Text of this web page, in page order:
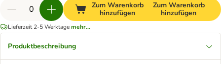
Zum Warenkorb
hinzufügen
Zum Warenkorb
hinzufügen
Lieferzeit 2-5 Werktagemehr...
Produktbeschreibung